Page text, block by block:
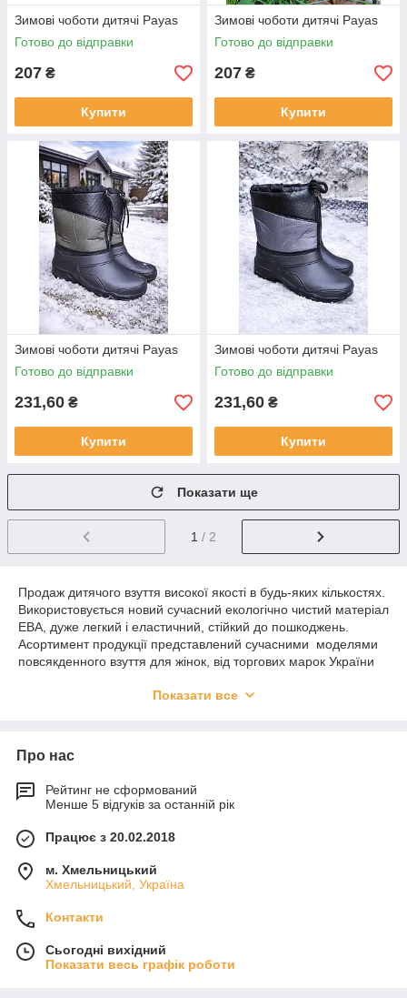
Зимові чоботи дитячі Payas
Готово до відправки
207 ₴
Купити
Зимові чоботи дитячі Payas
Готово до відправки
207 ₴
Купити
Зимові чоботи дитячі Payas
Готово до відправки
231,60 ₴
Купити
Зимові чоботи дитячі Payas
Готово до відправки
231,60 ₴
Купити
Показати ще
1 / 2
Продаж дитячого взуття високої якості в будь-яких кількостях.
Використовується новий сучасний екологічно чистий матеріал
ЕВА, дуже легкий і еластичний, стійкий до пошкоджень.
Асортимент продукції представлений сучасними моделями
повсякденного взуття для жінок, від торгових марок України
виробники зазначили себе як гарант ціни та якості у сфері
Оплата за замовлення через банк — 100%
картку КБ "ПриватБанк".
Накладений платіж(Нова Пошта, Інтайм — 2% послуга,
накладена платежами).
Замовлення можна зробити
пошту, а також телефоном, які є в контактах. Про те, що ваше
замовлення приймаєте ви отримаєте повідомлення на
електронну пошту або СМС із сумою й реквізитами оплати.
на наш картковий рахунок КБ "ПриватБанк".
Відсилання замовлень щодня з 8.00 до 21.00.
Показати все
Про нас
Рейтинг не сформований
Менше 5 відгуків за останній рік
Працює з 20.02.2018
м. Хмельницький
Хмельницький, Україна
Контакти
Сьогодні вихідний
Показати весь графік роботи